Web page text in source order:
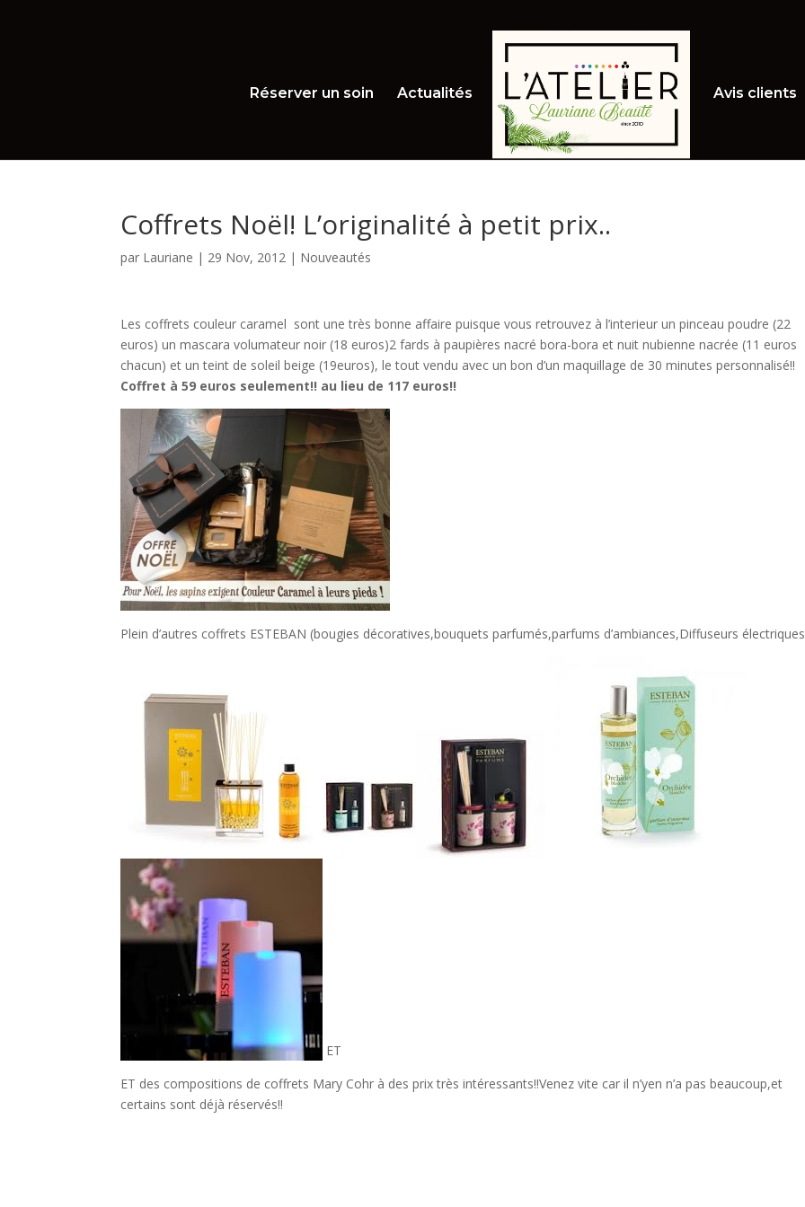
Réserver un soin Actualités Avis clients
Coffrets Noël! L’originalité à petit prix..
par Lauriane | 29 Nov, 2012 | Nouveautés
Les coffrets couleur caramel sont une très bonne affaire puisque vous retrouvez à l’interieur un pinceau poudre (22
euros) un mascara volumateur noir (18 euros)2 fards à paupières nacré bora-bora et nuit nubienne nacrée (11 euros
chacun) et un teint de soleil beige (19euros), le tout vendu avec un bon d’un maquillage de 30 minutes personnalisé!!
Coffret à 59 euros seulement!! au lieu de 117 euros!!
Plein d’autres coffrets ESTEBAN (bougies décoratives,bouquets parfumés,parfums d’ambiances,Diffuseurs
ET
ET des compositions de coffrets Mary Cohr à des prix très intéressants!!Venez vite car il n’yen n’a pas beaucoup,et
certains sont déjà réservés!!